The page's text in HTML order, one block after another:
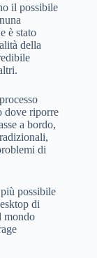
il possibile
è stato
della
dove riporre
a bordo,
di
possibile
di
mondo